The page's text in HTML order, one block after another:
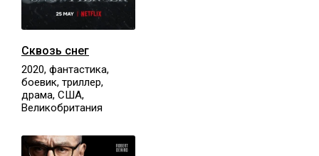
Сквозь снег
2020, фантастика,
боевик, триллер,
драма, США,
Великобритания